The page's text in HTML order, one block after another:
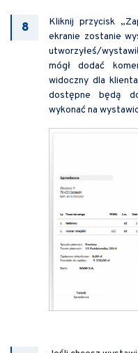
Kliknij przycisk
ekranie zostanie
utworzyłeś/
mógł dodać
widoczny dla
dostępne będą
wykonać na